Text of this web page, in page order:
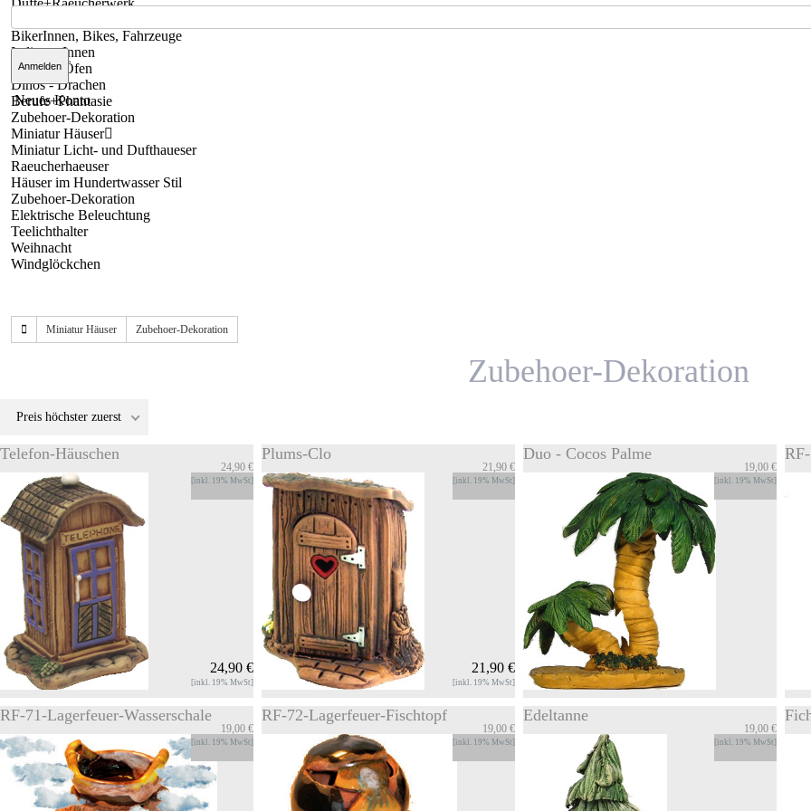
Neues Konto
Düfte+Raeucherwerk
BikerInnen, Bikes, Fahrzeuge
Indianer-Innen
Räucher-Öfen
Dinos - Drachen
Berufe+Phantasie
Zubehoer-Dekoration
Miniatur Häuser
Miniatur Licht- und Dufthaueser
Raeucherhaeuser
Häuser im Hundertwasser Stil
Zubehoer-Dekoration
Elektrische Beleuchtung
Teelichthalter
Weihnacht
Windglöckchen
Miniatur Häuser Zubehoer-Dekoration
Zubehoer-Dekoration
Preis höchster zuerst
Telefon-Häuschen
24,90 €
[inkl. 19% MwSt]
24,90 €
[inkl. 19% MwSt]
Telefon-Häuschen
Keramik Deco Artikel Telefon-Häuschen
höhe ca. 10cm
INFOS
Zum Produkt
Plums-Clo
21,90 €
[inkl. 19% MwSt]
21,90 €
[inkl. 19% MwSt]
Keramik Deco Artikel Räucherhaus Plums-
Clo höhe ca. 9cm Als Zubehoer wird ein
Untersetzer fuer die Raeucherkegel
mitgeliefert. Zum Raeuchern wird ein
Duo - Cocos Palme
19,00 €
[inkl. 19% MwSt]
Duo - Cocos Palme
Keramik Deco Artikel Duo-Cocos Palme
hoch ca. 12cm
Zum Produkt
RF-71-Lagerfeuer-Wasserschale
19,00 €
[inkl. 19% MwSt]
RF-72-Lagerfeuer-Fischtopf
19,00 €
[inkl. 19% MwSt]
Edeltanne
19,00 €
[inkl. 19% MwSt]